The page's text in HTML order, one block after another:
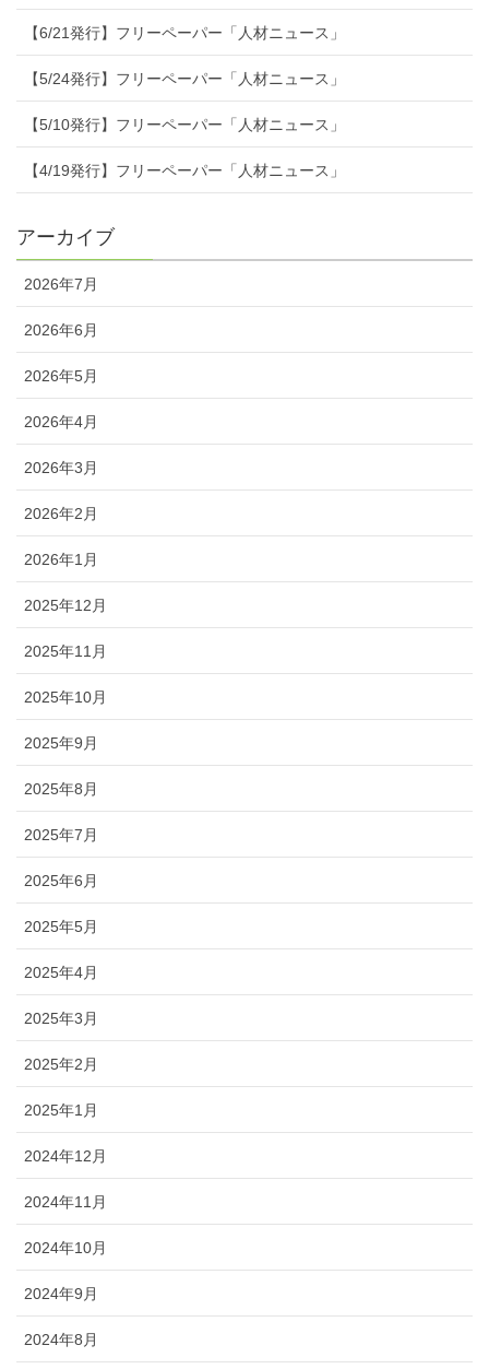
【6/21発行】フリーペーパー「人材ニュース」
【5/24発行】フリーペーパー「人材ニュース」
【5/10発行】フリーペーパー「人材ニュース」
【4/19発行】フリーペーパー「人材ニュース」
アーカイブ
2026年7月
2026年6月
2026年5月
2026年4月
2026年3月
2026年2月
2026年1月
2025年12月
2025年11月
2025年10月
2025年9月
2025年8月
2025年7月
2025年6月
2025年5月
2025年4月
2025年3月
2025年2月
2025年1月
2024年12月
2024年11月
2024年10月
2024年9月
2024年8月